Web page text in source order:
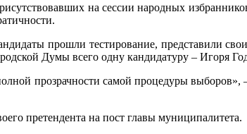
на сессии народных
прошли тестирование, представили
Думы всего одну кандидатуру – Игоря
прозрачности самой процедуры
претендента на пост главы муниципалитета.